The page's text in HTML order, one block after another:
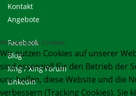
Kontakt
Angebote
Facebook
Blog
Xing/Xing Forum
LinkedIn
Wir benutzen Cookies
Wir nutzen Cookies auf unserer
sind essenziell für den Betrieb der
uns helfen, diese Website und die
verbessern (Tracking Cookies). Sie